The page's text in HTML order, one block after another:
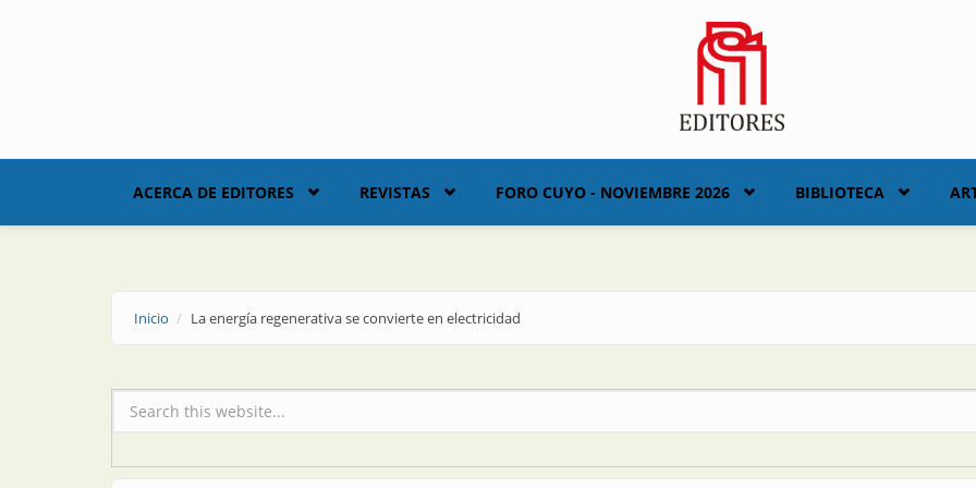
ACERCA DE EDITORES REVISTAS FORO CUYO - NOVIEMBRE 2026 BIBLIOTECA
Inicio La energía regenerativa se convierte en electricidad
Formulario de búsqueda